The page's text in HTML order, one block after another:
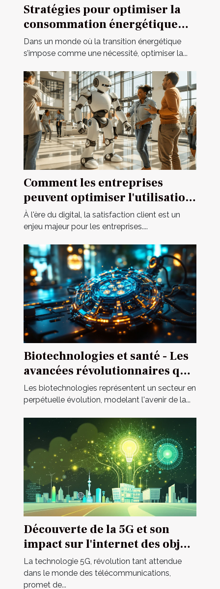
Stratégies pour optimiser la
consommation énergétique
dans l'habitat moderne
Dans un monde où la transition énergétique
s’impose comme une nécessité, optimiser la...
Comment les entreprises
peuvent optimiser l'utilisation
d'assistants IA pour le service
client
À l'ère du digital, la satisfaction client est un
enjeu majeur pour les entreprises....
Biotechnologies et santé - Les
avancées révolutionnaires qui
changent la médecine
Les biotechnologies représentent un secteur en
perpétuelle évolution, modelant l'avenir de la...
Découverte de la 5G et son
impact sur l'internet des objets
avantages et défis
La technologie 5G, révolution tant attendue
dans le monde des télécommunications,
promet de...